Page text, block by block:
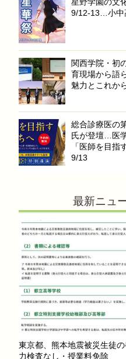
9/12-13…小中
関西学院・初
育現場から語
魅力とこれから
総合診療医の
氏が登壇…医
「医師を目指
9/13
最新ニュ
東京都、熊本地震被災生徒
力検査なし・授業料免除